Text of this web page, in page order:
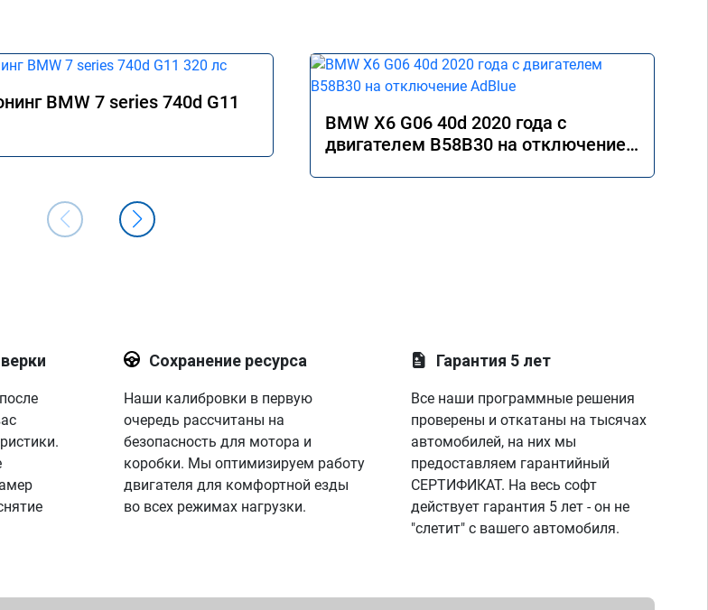
BMW 7 series 740d G11
BMW X6 G06 40d 2020 года с
двигателем B58B30 на отключение
Сохранение ресурса
Наши калибровки в первую
очередь рассчитаны на
безопасность для мотора и
коробки. Мы оптимизируем работу
двигателя для комфортной езды
во всех режимах нагрузки.
Гарантия 5 лет
Все наши программные решения
проверены и откатаны на тысячах
автомобилей, на них мы
предоставляем гарантийный
СЕРТИФИКАТ. На весь софт
действует гарантия 5 лет - он не
"слетит" с вашего автомобиля.